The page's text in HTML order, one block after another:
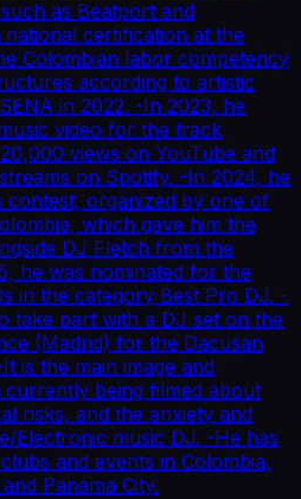
as Beatport and
certification at the
Colombian labor competency
according to artistic
in 2022. -In 2023, he
video for the track
views on YouTube and
on Spotify. -In 2024, he
organized by one of
which gave him the
DJ Fletch from the
he was nominated for the
in the category Best Pro DJ. -
take part with a DJ set on the
(Madrid) for the Dacusan
is the main image and
being filmed about
risks, and the anxiety and
Electronic music DJ. -He has
and events in Colombia,
Panama City.